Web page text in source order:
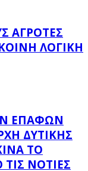
ΑΓΡΌΤΕΣ
ΛΟΓΙΚΉ
ΕΠΑΦΏΝ
ΔΥΤΙΚΉΣ
ΤΟ
ΝΌΤΙΕΣ